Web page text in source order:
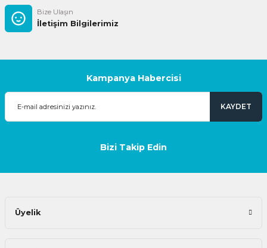
Bize Ulaşın
İletişim Bilgilerimiz
Kampanya Habercisi
KAYDET
Bizi Takip Edin
Üyelik